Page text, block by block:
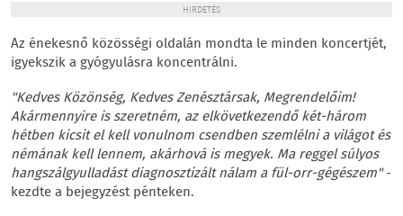
HIRDETÉS
Az énekesnő közösségi oldalán mondta le minden koncertjét,
igyekszik a gyógyulásra koncentrálni.
"Kedves Közönség, Kedves Zenésztársak, Megrendelőim!
Akármennyire is szeretném, az elkövetkezendő két-három
hétben kicsit el kell vonulnom csendben szemlélni a világot és
némának kell lennem, akárhová is megyek. Ma reggel súlyos
hangszálgyulladást diagnosztizált nálam a fül-orr-gégészem"-
kezdte a bejegyzést pénteken.